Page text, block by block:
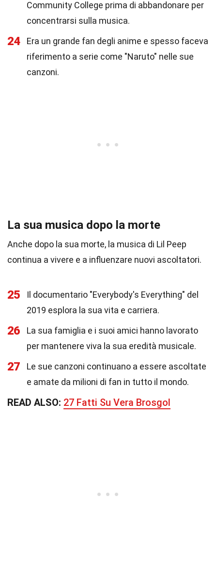
Community College prima di abbandonare per
concentrarsi sulla musica.
24
Era un grande fan degli anime e spesso faceva
riferimento a serie come "Naruto" nelle sue
canzoni.
La sua musica dopo la morte
Anche dopo la sua morte, la musica di Lil Peep
continua a vivere e a influenzare nuovi ascoltatori.
25
Il documentario "Everybody's Everything" del
2019 esplora la sua vita e carriera.
26
La sua famiglia e i suoi amici hanno lavorato
per mantenere viva la sua eredità musicale.
27
Le sue canzoni continuano a essere ascoltate
e amate da milioni di fan in tutto il mondo.
READ ALSO: 27 Fatti Su Vera Brosgol